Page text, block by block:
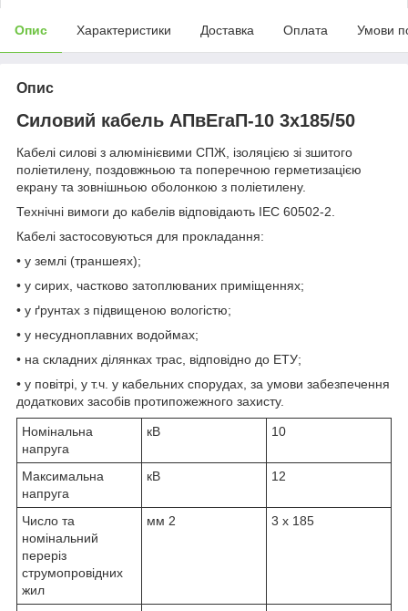
Опис Характеристики Доставка Оплата Умови
Опис
Силовий кабель АПвЕгаП-10 3х185/50
Кабелі силові з алюмінієвими СПЖ, ізоляцією зі зшитого
поліетилену, поздовжньою та поперечною герметизацією
екрану та зовнішньою оболонкою з поліетилену.
Технічні вимоги до кабелів відповідають IEC 60502-2.
Кабелі застосовуються для прокладання:
• у землі (траншеях);
• у сирих, частково затоплюваних приміщеннях;
• у ґрунтах з підвищеною вологістю;
• у несудноплавних водоймах;
• на складних ділянках трас, відповідно до ЕТУ;
• у повітрі, у т.ч. у кабельних спорудах, за умови забезпечення
додаткових засобів протипожежного захисту.
Номінальна
напруга
кВ 10
Максимальна
напруга
кВ 12
Число та
номінальний
переріз
струмопровідних
жил
мм 2 3 x 185